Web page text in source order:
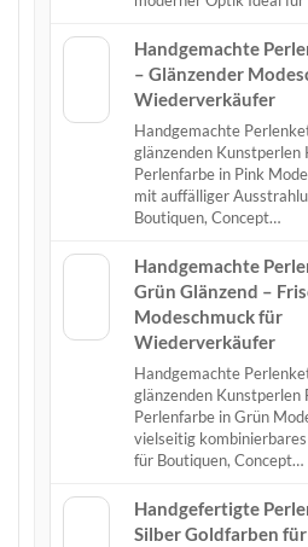
Handgemachte
– Glänzender
Wiederverkäufer
Handgemachte
glänzenden Kunstperlen
Perlenfarbe in Pink
mit auffälliger
Boutiquen, Concept…
Handgemachte
Grün Glänzend –
Modeschmuck für
Wiederverkäufer
Handgemachte
glänzenden Kunstperlen
Perlenfarbe in Grün
vielseitig
für Boutiquen, Concept…
Handgefertigte
Silber Goldfarben für